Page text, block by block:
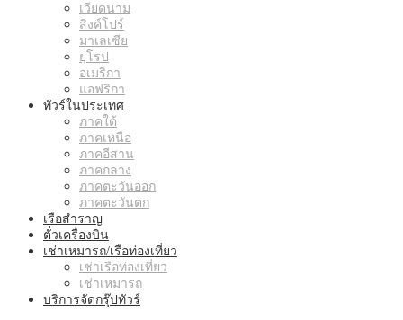
เวียดนาม
สิงค์โปร์
มาเลเซีย
ยุโรป
อเมริกา
แอฟริกา
ทัวร์ในประเทศ
ภาคใต้
ภาคเหนือ
ภาคอีสาน
ภาคกลาง
ภาคตะวันออก
ภาคตะวันตก
เรือสำราญ
ตั๋วเครื่องบิน
เช่าเหมารถ/เรือท่องเที่ยว
เช่าเรือท่องเที่ยว
เช่าเหมารถ
บริการจัดกรุ๊ปทัวร์